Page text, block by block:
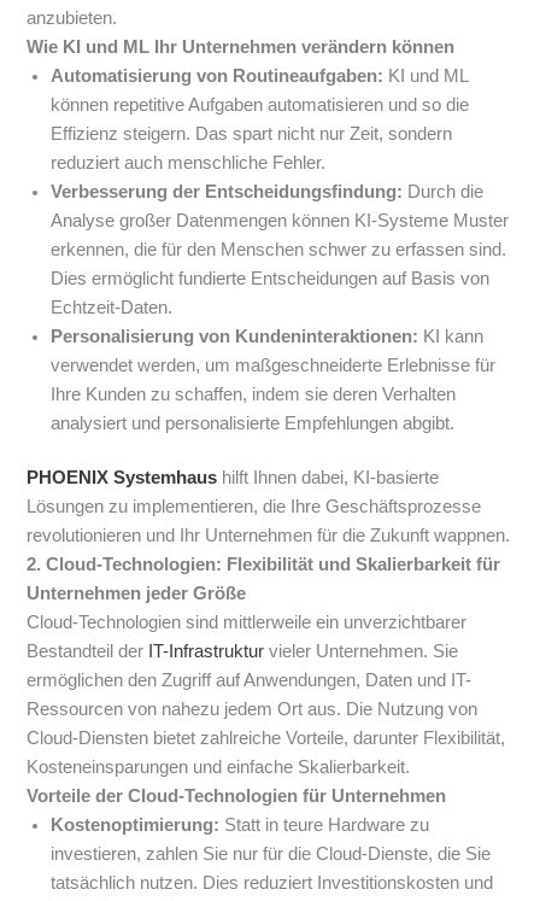
anzubieten.
Wie KI und ML Ihr Unternehmen verändern können
Automatisierung von Routineaufgaben: KI und ML
können repetitive Aufgaben automatisieren und so die
Effizienz steigern. Das spart nicht nur Zeit, sondern
reduziert auch menschliche Fehler.
Verbesserung der Entscheidungsfindung: Durch die
Analyse großer Datenmengen können KI-Systeme Muster
erkennen, die für den Menschen schwer zu erfassen sind.
Dies ermöglicht fundierte Entscheidungen auf Basis von
Echtzeit-Daten.
Personalisierung von Kundeninteraktionen: KI kann
verwendet werden, um maßgeschneiderte Erlebnisse für
Ihre Kunden zu schaffen, indem sie deren Verhalten
analysiert und personalisierte Empfehlungen abgibt.
PHOENIX Systemhaus hilft Ihnen dabei, KI-basierte
Lösungen zu implementieren, die Ihre Geschäftsprozesse
revolutionieren und Ihr Unternehmen für die Zukunft wappnen.
2. Cloud-Technologien: Flexibilität und Skalierbarkeit für
Unternehmen jeder Größe
Cloud-Technologien sind mittlerweile ein unverzichtbarer
Bestandteil der IT-Infrastruktur vieler Unternehmen. Sie
ermöglichen den Zugriff auf Anwendungen, Daten und IT-
Ressourcen von nahezu jedem Ort aus. Die Nutzung von
Cloud-Diensten bietet zahlreiche Vorteile, darunter Flexibilität,
Kosteneinsparungen und einfache Skalierbarkeit.
Vorteile der Cloud-Technologien für Unternehmen
Kostenoptimierung: Statt in teure Hardware zu
investieren, zahlen Sie nur für die Cloud-Dienste, die Sie
tatsächlich nutzen. Dies reduziert Investitionskosten und